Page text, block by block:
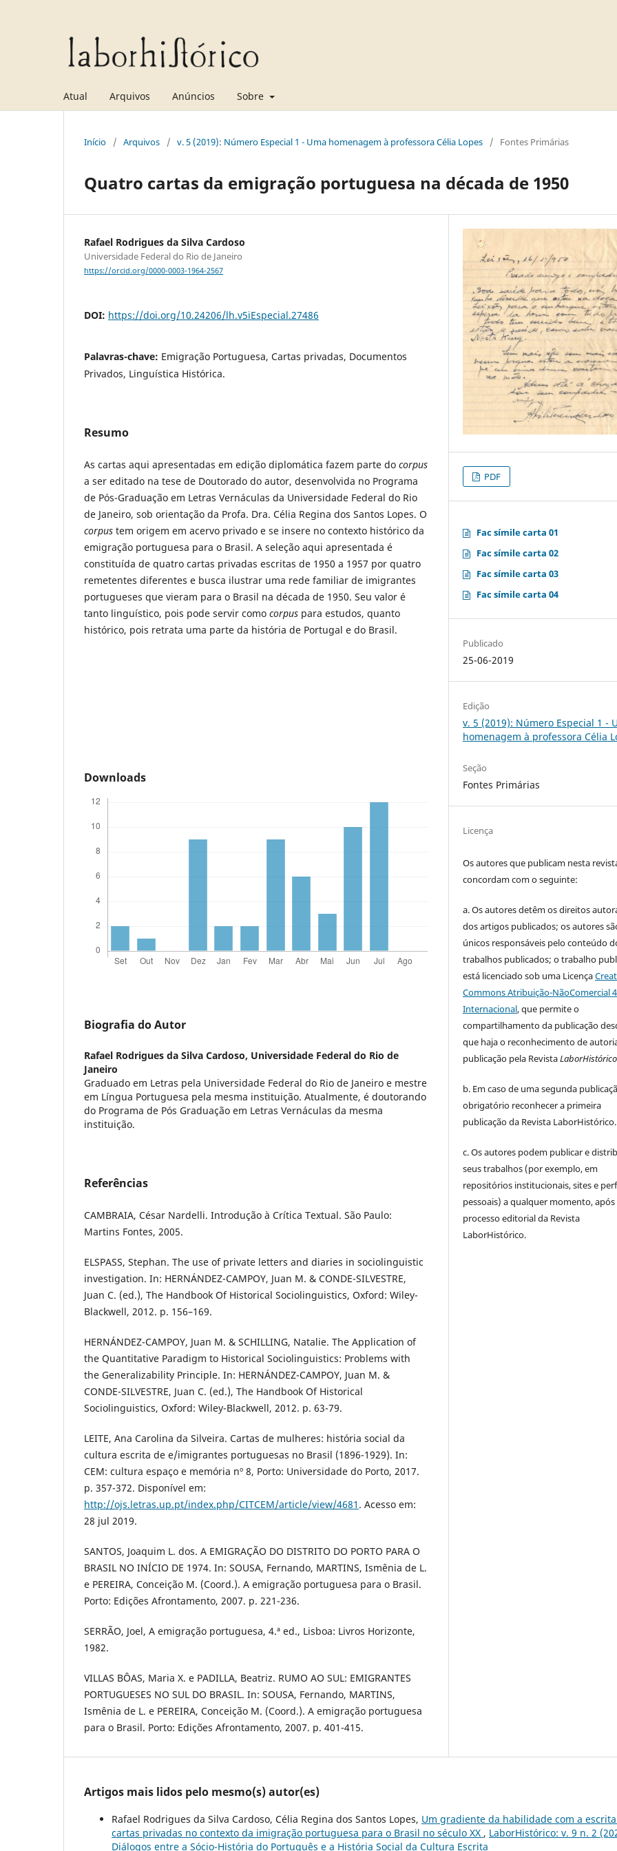
Atual Arquivos Anúncios Sobre
Início / Arquivos / v. 5 (2019): Número Especial 1 - Uma homenagem à professora Célia Lopes / Fontes Primárias
Quatro cartas da emigração portuguesa na década de 1950
Rafael Rodrigues da Silva Cardoso
Universidade Federal do Rio de Janeiro
https://orcid.org/0000-0003-1964-2567
DOI: https://doi.org/10.24206/lh.v5iEspecial.27486
Palavras-chave: Emigração Portuguesa, Cartas privadas, Documentos
Privados, Linguística Histórica.
Resumo
As cartas aqui apresentadas em edição diplomática fazem parte do corpus
a ser editado na tese de Doutorado do autor, desenvolvida no Programa
de Pós-Graduação em Letras Vernáculas da Universidade Federal do Rio
de Janeiro, sob orientação da Profa. Dra. Célia Regina dos Santos Lopes. O
corpus tem origem em acervo privado e se insere no contexto histórico da
emigração portuguesa para o Brasil. A seleção aqui apresentada é
constituída de quatro cartas privadas escritas de 1950 a 1957 por quatro
remetentes diferentes e busca ilustrar uma rede familiar de imigrantes
portugueses que vieram para o Brasil na década de 1950. Seu valor é
tanto linguístico, pois pode servir como corpus para estudos, quanto
histórico, pois retrata uma parte da história de Portugal e do Brasil.
Downloads
Biografia do Autor
Rafael Rodrigues da Silva Cardoso, Universidade Federal do Rio de
Janeiro
Graduado em Letras pela Universidade Federal do Rio de Janeiro e mestre
em Língua Portuguesa pela mesma instituição. Atualmente, é doutorando
do Programa de Pós Graduação em Letras Vernáculas da mesma
instituição.
Referências
CAMBRAIA, César Nardelli. Introdução à Crítica Textual. São Paulo:
Martins Fontes, 2005.
ELSPASS, Stephan. The use of private letters and diaries in sociolinguistic
investigation. In: HERNÁNDEZ-CAMPOY, Juan M. & CONDE-SILVESTRE,
Juan C. (ed.), The Handbook Of Historical Sociolinguistics, Oxford: Wiley-
Blackwell, 2012. p. 156–169.
HERNÁNDEZ-CAMPOY, Juan M. & SCHILLING, Natalie. The Application of
the Quantitative Paradigm to Historical Sociolinguistics: Problems with
the Generalizability Principle. In: HERNÁNDEZ-CAMPOY, Juan M. &
CONDE-SILVESTRE, Juan C. (ed.), The Handbook Of Historical
Sociolinguistics, Oxford: Wiley-Blackwell, 2012. p. 63-79.
LEITE, Ana Carolina da Silveira. Cartas de mulheres: história social da
cultura escrita de e/imigrantes portuguesas no Brasil (1896-1929). In:
CEM: cultura espaço e memória nº 8, Porto: Universidade do Porto, 2017.
p. 357-372. Disponível em:
http://ojs.letras.up.pt/index.php/CITCEM/article/view/4681 . Acesso em:
28 jul 2019.
SANTOS, Joaquim L. dos. A EMIGRAÇÃO DO DISTRITO DO PORTO PARA O
BRASIL NO INÍCIO DE 1974. In: SOUSA, Fernando, MARTINS, Ismênia de L.
e PEREIRA, Conceição M. (Coord.). A emigração portuguesa para o Brasil.
Porto: Edições Afrontamento, 2007. p. 221-236.
SERRÃO, Joel, A emigração portuguesa, 4.ª ed., Lisboa: Livros Horizonte,
1982.
VILLAS BÔAS, Maria X. e PADILLA, Beatriz. RUMO AO SUL: EMIGRANTES
PORTUGUESES NO SUL DO BRASIL. In: SOUSA, Fernando, MARTINS,
Ismênia de L. e PEREIRA, Conceição M. (Coord.). A emigração portuguesa
para o Brasil. Porto: Edições Afrontamento, 2007. p. 401-415.
PDF
Fac símile carta 01
Fac símile carta 02
Fac símile carta 03
Fac símile carta 04
Publicado
25-06-2019
Edição
v. 5 (2019): Número Especial 1 -
homenagem à professora Célia
Seção
Fontes Primárias
Licença
Os autores que publicam nesta
concordam com o seguinte:
a.Os autores detêm os direitos
dos artigos publicados;os autores
únicos responsáveis pelo conteúdo
trabalhos publicados;o trabalho
está licenciado sob uma Licença
Commons Atribuição-NãoComercial
Internacional, que permite o
compartilhamento da publicação
que haja o reconhecimento de
publicação pela RevistaLaborHistórico
b. Em caso de uma segunda
obrigatório reconhecer a primeira
publicação da Revista LaborHistórico.
c. Os autores podem publicar e
seus trabalhos (por exemplo, em
repositórios institucionais, sites e
pessoais) a qualquer momento, após
processo editorial da Revista
LaborHistórico.
Artigos mais lidos pelo mesmo(s) autor(es)
Rafael Rodrigues da Silva Cardoso, Célia Regina dos Santos Lopes, Um gradiente da habilidade com a
cartas privadas no contexto da imigração portuguesa para o Brasil no século XX , LaborHistórico: v. 9 n. 2
Diálogos entre a Sócio-História do Português e a História Social da Cultura Escrita